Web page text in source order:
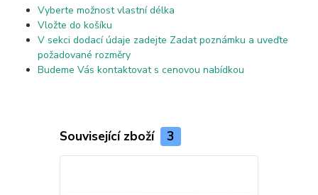
Vyberte možnost vlastní délka
Vložte do košíku
V sekci dodací údaje zadejte Zadat poznámku a uveďte
požadované rozměry
Budeme Vás kontaktovat s cenovou nabídkou
Související zboží 3